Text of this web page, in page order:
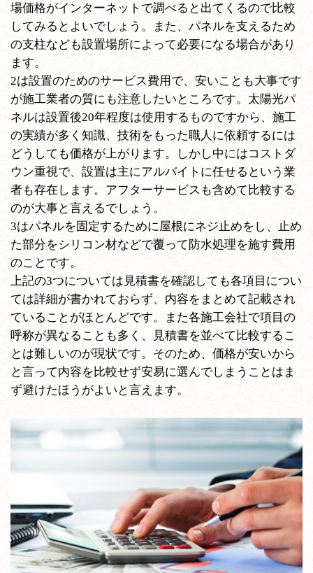
場価格がインターネットで調べると出てくるので比較
してみるとよいでしょう。また、パネルを支えるため
の支柱なども設置場所によって必要になる場合があり
ます。
2は設置のためのサービス費用で、安いことも大事です
が施工業者の質にも注意したいところです。太陽光パ
ネルは設置後20年程度は使用するものですから、施工
の実績が多く知識、技術をもった職人に依頼するには
どうしても価格が上がります。しかし中にはコストダ
ウン重視で、設置は主にアルバイトに任せるという業
者も存在します。アフターサービスも含めて比較する
のが大事と言えるでしょう。
3はパネルを固定するために屋根にネジ止めをし、止め
た部分をシリコン材などで覆って防水処理を施す費用
のことです。
上記の3つについては見積書を確認しても各項目につい
ては詳細が書かれておらず、内容をまとめて記載され
ていることがほとんどです。また各施工会社で項目の
呼称が異なることも多く、見積書を並べて比較するこ
とは難しいのが現状です。そのため、価格が安いから
と言って内容を比較せず安易に選んでしまうことはま
ず避けたほうがよいと言えます。